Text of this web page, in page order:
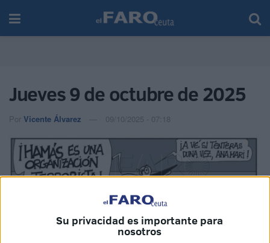
Su privacidad es importante para
nosotros
Jueves 9 de octubre de 2025
Por Vicente Álvarez 09/10/2025 - 07:18